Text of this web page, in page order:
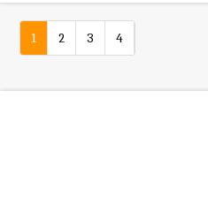
1 2 3 4